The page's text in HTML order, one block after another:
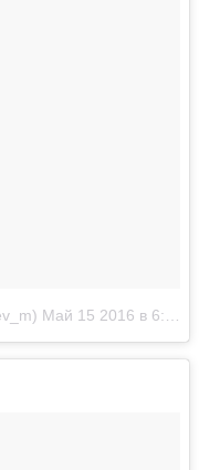
Май 15 2016 в 6:13 PDT